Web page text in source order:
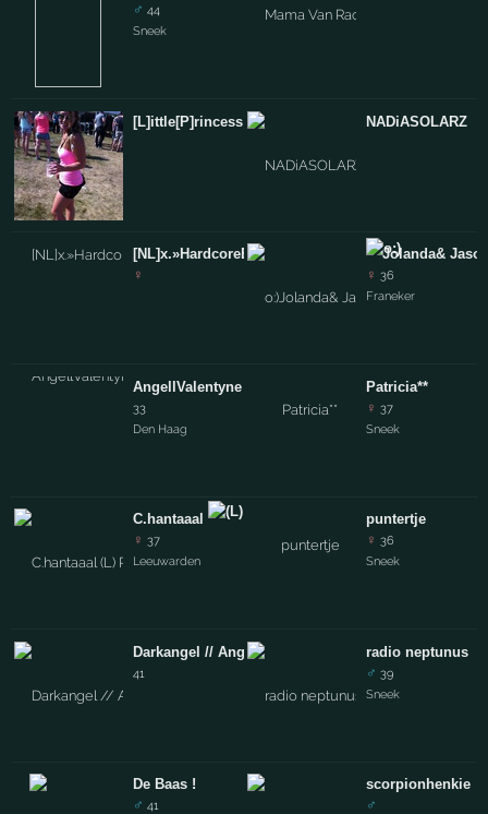
♂ 44
Sneek
[L]ittle[P]rincess
[NL]x.»HardcoreBaby ['L] x.« :
♀
AngellValentyne
33
Den Haag
C.hantaaal
Rich@rd
♀ 37
Leeuwarden
Darkangel // Angelic
41
De Baas !
♂ 41
NADiASOLARZ
Jolanda&
♀ 36
Franeker
Patricia**
♀ 37
Sneek
puntertje
♀ 36
Sneek
radio neptunus
♂ 39
Sneek
scorpionhenkie
♂